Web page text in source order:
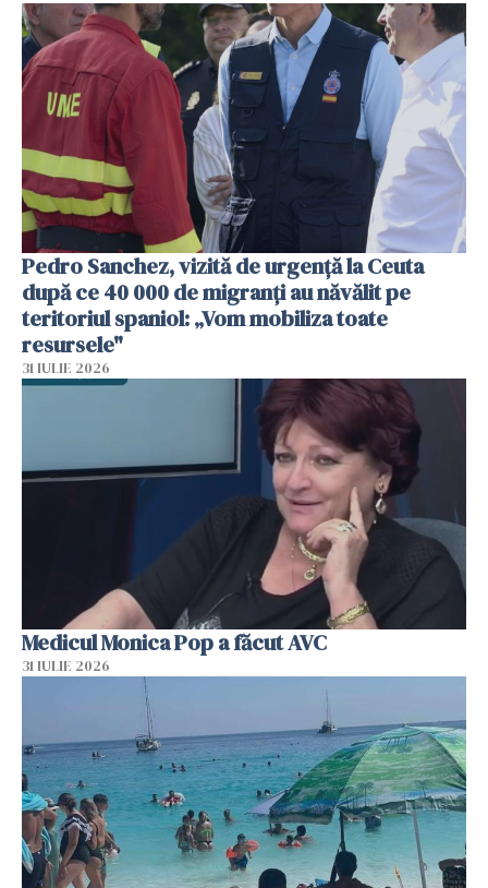
Pedro Sanchez, vizită de urgență la Ceuta
după ce 40 000 de migranți au năvălit pe
teritoriul spaniol: „Vom mobiliza toate
resursele"
31 IULIE 2026
Medicul Monica Pop a făcut AVC
31 IULIE 2026